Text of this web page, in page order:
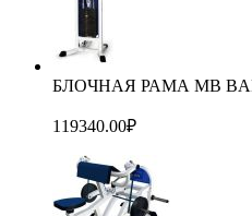
БЛОЧНАЯ РАМА MB
119340.00₽